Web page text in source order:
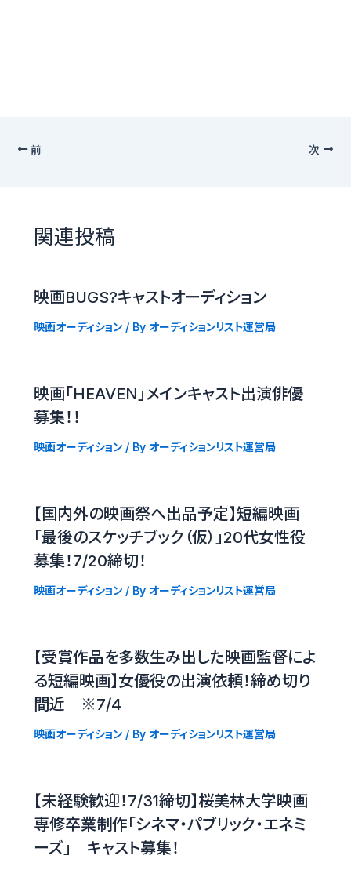
前 次
関連投稿
映画BUGS?キャストオーディション
映画オーディション/ By オーディションリスト運営局
映画「HEAVEN」メインキャスト出演俳優
募集！！
映画オーディション/ By オーディションリスト運営局
【国内外の映画祭へ出品予定】短編映画
「最後のスケッチブック（仮）」20代女性役
募集！7/20締切！
映画オーディション/ By オーディションリスト運営局
【受賞作品を多数生み出した映画監督によ
る短編映画】女優役の出演依頼！締め切り
間近 ※7/4
映画オーディション/ By オーディションリスト運営局
【未経験歓迎！7/31締切】桜美林大学映画
専修卒業制作「シネマ・パブリック・エネミ
ーズ」 キャスト募集！